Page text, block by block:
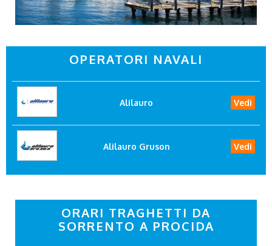
OPERATORI NAVALI
Alilauro Vedi
Alilauro Gruson Vedi
ORARI TRAGHETTI DA
SORRENTO A PROCIDA